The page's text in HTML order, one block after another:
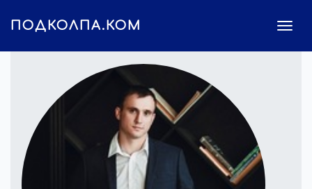
ПОДКОЛПА.КОМ